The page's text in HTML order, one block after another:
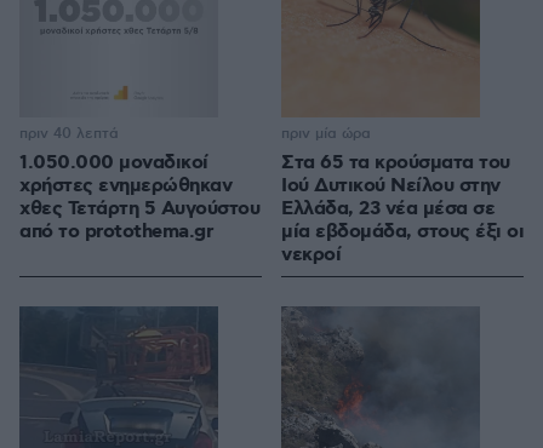
1.050.000 μοναδικοί
χρήστες ενημερώθηκαν
χθες Τετάρτη 5 Αυγούστου
από το protothema.gr
πριν 40 λεπτά
Στα 65 τα κρούσματα του
Ιού Δυτικού Νείλου στην
Ελλάδα, 23 νέα μέσα σε
μία εβδομάδα, στους έξι οι
νεκροί
πριν μία ώρα